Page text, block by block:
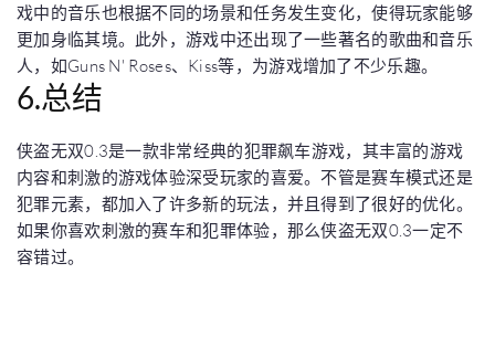
戏中的音乐也根据不同的场景和任务发生变化，使得玩家能够
更加身临其境。此外，游戏中还出现了一些著名的歌曲和音乐
人，如Guns N' Roses、Kiss等，为游戏增加了不少乐趣。
6.总结
侠盗无双0.3是一款非常经典的犯罪飙车游戏，其丰富的游戏
内容和刺激的游戏体验深受玩家的喜爱。不管是赛车模式还是
犯罪元素，都加入了许多新的玩法，并且得到了很好的优化。
如果你喜欢刺激的赛车和犯罪体验，那么侠盗无双0.3一定不
容错过。